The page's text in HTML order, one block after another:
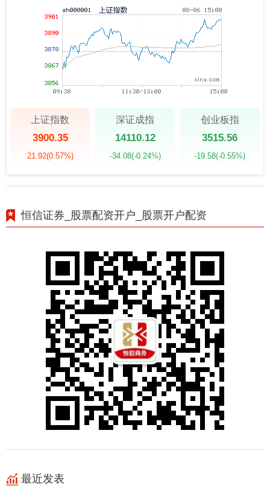
上证指数
3900.35
21.92(0.57%)
深证成指
14110.12
-34.08(-0.24%)
创业板指
3515.56
-19.58(-0.55%)
恒信证券_股票配资开户_股票开户配资
最近发表